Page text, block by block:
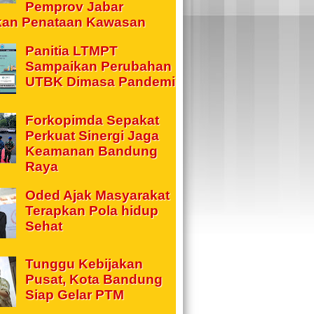
Pemprov Jabar
Penataan Kawasan
Panitia LTMPT
Sampaikan Perubahan
UTBK Dimasa Pandemi
Forkopimda Sepakat
Perkuat Sinergi Jaga
Keamanan Bandung
Raya
Oded Ajak Masyarakat
Terapkan Pola hidup
Sehat
Tunggu Kebijakan
Pusat, Kota Bandung
Siap Gelar PTM